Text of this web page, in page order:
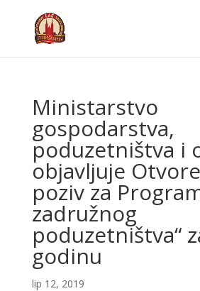
Ministarstvo
gospodarstva,
poduzetništva i
objavljuje
poziv za
zadružnog
poduzetništva“
godinu
lip 12, 2019